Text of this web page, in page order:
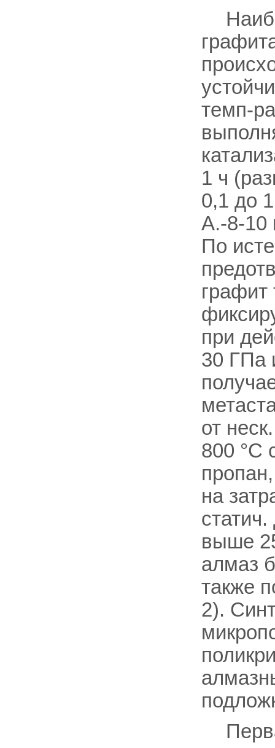
темп-
1 ч
0,1 до
А.-8-10
По
графит
при
30 ГПа
от
800 °С
на
выше
алмаз
также
2).